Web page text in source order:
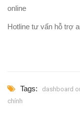
online
Hotline tư vấn hỗ trợ
Tags: dashboard
chính